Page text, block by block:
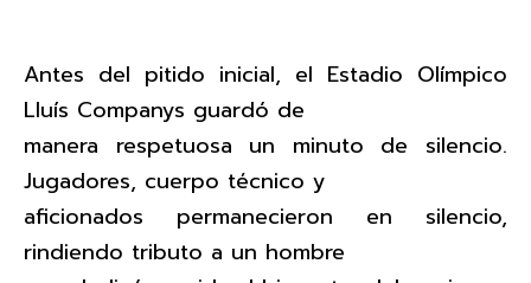
Antes del pitido inicial, el Estadio Olímpico
Lluís Companys guardó de
manera respetuosa un minuto de silencio.
Jugadores, cuerpo técnico y
aficionados permanecieron en silencio,
rindiendo tributo a un hombre